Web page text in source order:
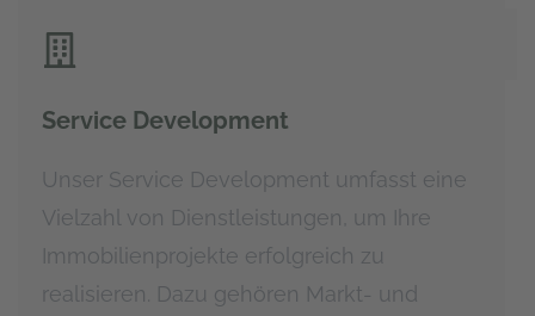
Service Development
Unser Service Development umfasst eine
Vielzahl von Dienstleistungen, um Ihre
Immobilienprojekte erfolgreich zu
realisieren. Dazu gehören Markt- und